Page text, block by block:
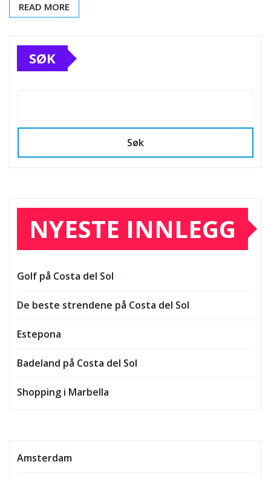
READ MORE
SØK
Søk
NYESTE INNLEGG
Golf på Costa del Sol
De beste strendene på Costa del Sol
Estepona
Badeland på Costa del Sol
Shopping i Marbella
Amsterdam